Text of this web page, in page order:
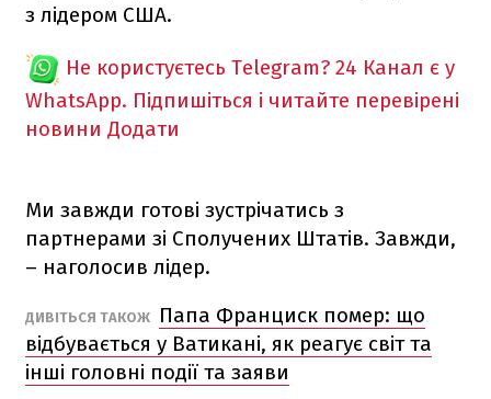
з лідером США.
Не користуєтесь Telegram? 24 Канал є у
WhatsApp. Підпишіться і читайте перевірені
новини Додати
Ми завжди готові зустрічатись з
партнерами зі Сполучених Штатів. Завжди,
– наголосив лідер.
ДИВІТЬСЯ ТАКОЖ
Папа Франциск помер: що
відбувається у Ватикані, як реагує світ та
інші головні події та заяви